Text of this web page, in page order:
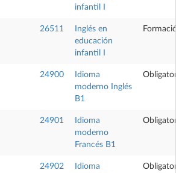
infantil I
26511
Inglés en
educación
infantil I
Formación
24900
Idioma
moderno Inglés
B1
Obligatoria
24901
Idioma
moderno
Francés B1
Obligatoria
24902
Idioma
Obligatoria